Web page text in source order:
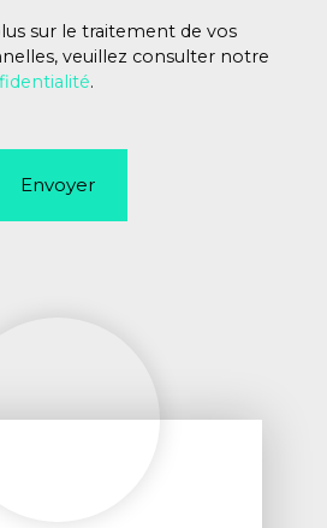
sur le traitement de vos
veuillez consulter notre
.
Envoyer